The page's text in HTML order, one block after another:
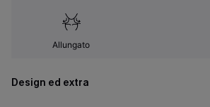
Allungato
Design ed extra